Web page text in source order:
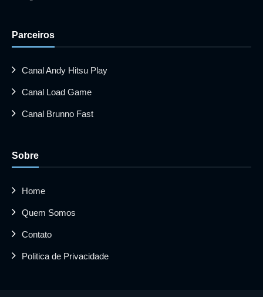
Parceiros
Canal Andy Hitsu Play
Canal Load Game
Canal Brunno Fast
Sobre
Home
Quem Somos
Contato
Politica de Privacidade